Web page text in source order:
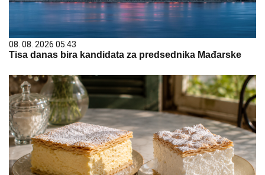
08. 08. 2026 05:43
Tisa danas bira kandidata za predsednika Mađarske